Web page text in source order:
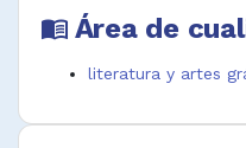
mecánica de
linotipia
menu_book Área de
literatura y artes